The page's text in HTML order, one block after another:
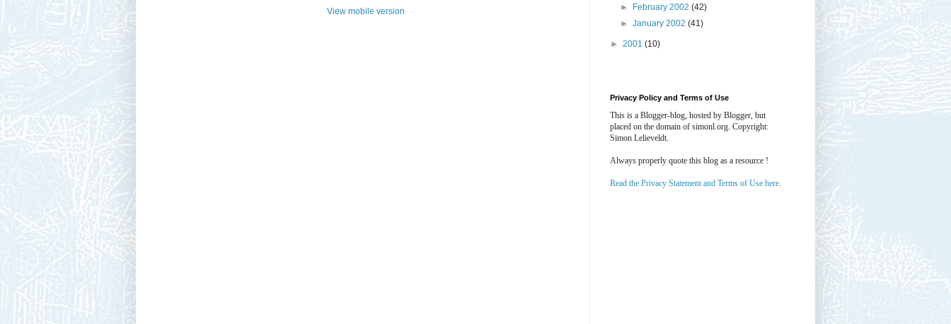
View mobile version
►
February 2002(42)
►January 2002(41)
► 2001 (10)
Privacy Policy and Terms of Use
This is a Blogger-blog, hosted by Blogger, but
placed on the domain of simonl.org. Copyright:
Simon Lelieveldt.
Always properly quote this blog as a resource !
Read the Privacy Statement and Terms of Use here.